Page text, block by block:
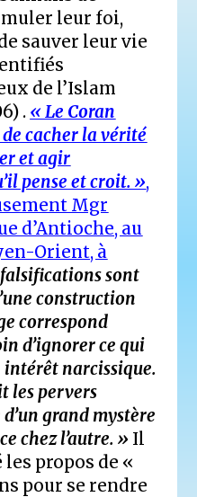
leur foi,
sauver leur vie
de l’Islam
. « Le Coran
cacher la vérité
et agir
pense et croit. »,
Mgr
d’Antioche, au
Orient, à
falsifications sont
construction
correspond
d’ignorer ce qui
intérêt narcissique.
les pervers
grand mystère
chez l’autre. » Il
propos de «
pour se rendre